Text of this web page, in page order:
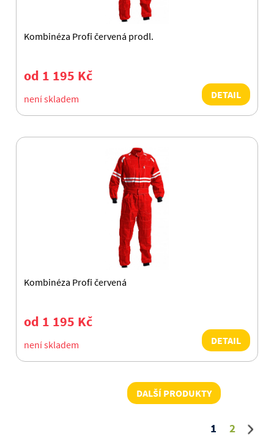
Kombinéza Profi červená prodl.
od 1 195 Kč
není skladem DETAIL
Kombinéza Profi červená
od 1 195 Kč
není skladem DETAIL
DALŠÍ PRODUKTY
1 2